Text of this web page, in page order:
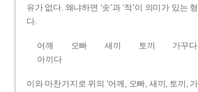
유가 없다. 왜냐하면 ‘솟’과 ‘적’이 의미가 있는
다.
어깨 오빠 새끼 토끼 가꾸다
아끼다
이와 마찬가지로 위의 ‘어깨, 오빠, 새끼, 토끼,